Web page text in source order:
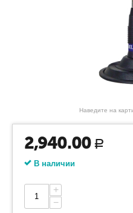
Наведите на
2,940.00 Р
В наличии
+
−